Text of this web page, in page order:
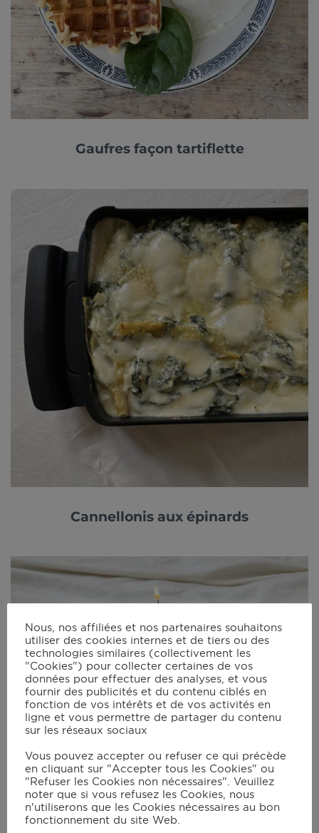
Gaufres façon tartiflette
Cannellonis aux épinards
Nous, nos affiliées et nos partenaires souhaitons
utiliser des cookies internes et de tiers ou des
technologies similaires (collectivement les
"Cookies") pour collecter certaines de vos
données pour effectuer des analyses, et vous
fournir des publicités et du contenu ciblés en
fonction de vos intérêts et de vos activités en
ligne et vous permettre de partager du contenu
sur les réseaux sociaux
Vous pouvez accepter ou refuser ce qui précède
en cliquant sur "Accepter tous les Cookies" ou
"Refuser les Cookies non nécessaires". Veuillez
noter que si vous refusez les Cookies, nous
n'utiliserons que les Cookies nécessaires au bon
fonctionnement du site Web.